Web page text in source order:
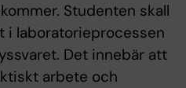
Studenten skall
i laboratorieprocessen
Det innebär att
arbete och